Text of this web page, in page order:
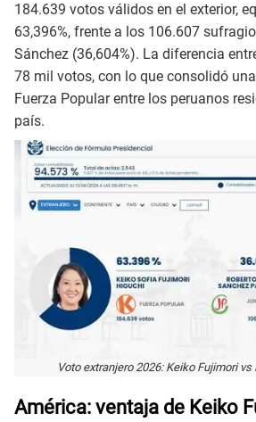
184.639 votos válidos en el exterior,
63,396%, frente a los 106.607
Sánchez (36,604%). La diferencia
78 mil votos, con lo que consolidó
Fuerza Popular entre los peruanos
país.
Voto extranjero 2026: Keiko Fujimori vs
América: ventaja de Keiko